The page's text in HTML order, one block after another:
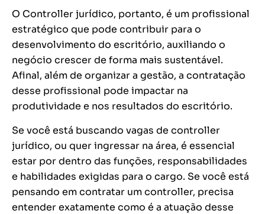
O Controller jurídico, portanto, é um profissional
estratégico que pode contribuir para o
desenvolvimento do escritório, auxiliando o
negócio crescer de forma mais sustentável.
Afinal, além de organizar a gestão, a contratação
desse profissional pode impactar na
produtividade e nos resultados do escritório.
Se você está buscando vagas de controller
jurídico, ou quer ingressar na área, é essencial
estar por dentro das funções, responsabilidades
e habilidades exigidas para o cargo. Se você está
pensando em contratar um controller, precisa
entender exatamente como é a atuação desse